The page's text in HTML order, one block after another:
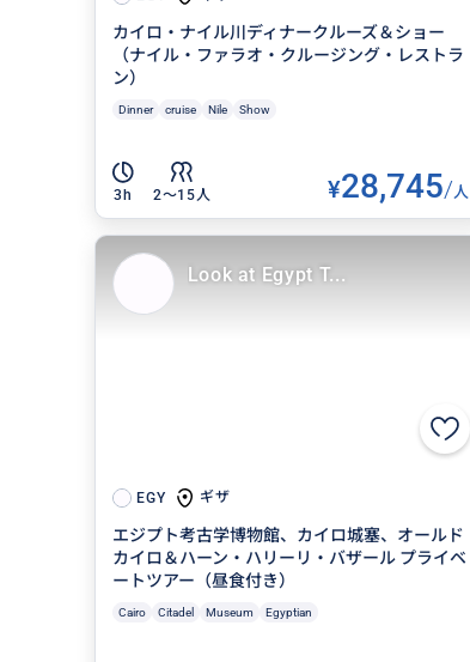
カイロ・ナイル川ディナークルーズ＆ショー
（ナイル・ファラオ・クルージング・レストラ
ン）
Dinner cruise Nile Show
3h 2〜15人 ¥28,745/人
EGY ギザ
エジプト考古学博物館、カイロ城塞、オールド
カイロ＆ハーン・ハリーリ・バザール プライベ
ートツアー（昼食付き）
Cairo Citadel Museum Egyptian
Look at Egypt T...